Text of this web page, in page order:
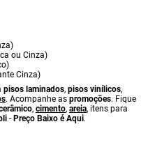
ou Cinza)
Cinza)
pisos laminados, pisos vinílicos,
. Acompanhe as promoções. Fique
, cimento, areia, itens para
- Preço Baixo é Aqui.